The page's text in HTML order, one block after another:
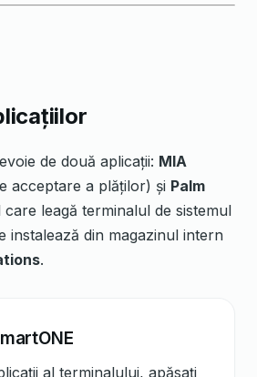
de două aplicații: MIA
acceptare a plăților) și Palm
care leagă terminalul de sistemul
instalează din magazinul intern
.
al terminalului, apăsați